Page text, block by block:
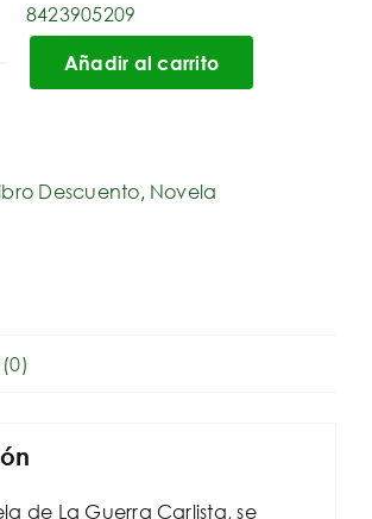
8423905209
Añadir al carrito
Descuento, Novela
de La Guerra Carlista, se